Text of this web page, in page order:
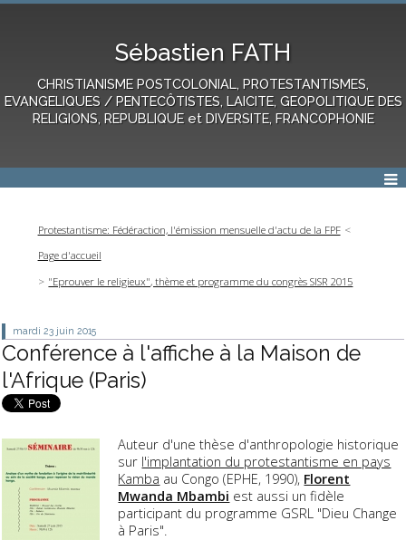
Sébastien FATH
CHRISTIANISME POSTCOLONIAL, PROTESTANTISMES,
EVANGELIQUES / PENTECÔTISTES, LAICITE, GEOPOLITIQUE DES
RELIGIONS, REPUBLIQUE et DIVERSITE, FRANCOPHONIE
Protestantisme: Fédéraction, l'émission mensuelle d'actu de la FPF
Page d'accueil
"Eprouver le religieux", thème et programme du congrès SISR 2015
mardi 23 juin 2015
Conférence à l'affiche à la Maison de
l'Afrique (Paris)
Auteur d'une thèse d'anthropologie historique
sur l'implantation du protestantisme en pays
Kamba au Congo (EPHE, 1990), Florent
Mwanda Mbambi est aussi un fidèle
participant du programme GSRL "Dieu Change
à Paris".